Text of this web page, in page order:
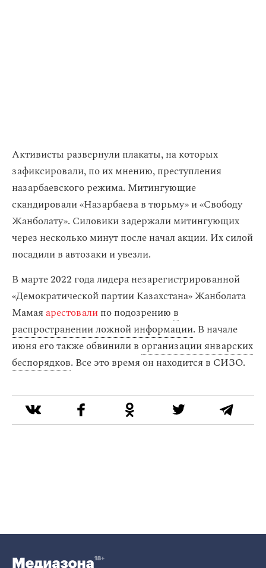
Активисты развернули плакаты, на которых
зафиксировали, по их мнению, преступления
назарбаевского режима. Митингующие
скандировали «Назарбаева в тюрьму» и «Свободу
Жанболату». Силовики задержали митингующих
через несколько минут после начал акции. Их силой
посадили в автозаки и увезли.
В марте 2022 года лидера незарегистрированной
«Демократической партии Казахстана» Жанболата
Мамаяарестовалипо подозрению в
распространении ложной информации. В начале
июня его также обвинили в организации январских
беспорядков. Все это время он находится в СИЗО.